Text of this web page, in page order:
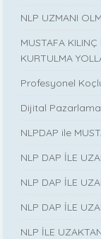
NLP UZMANI
MUSTAFA
KURTULMA
Profesyonel
Dijital Pazarlama
NLPDAP ile
NLP DAP İLE
NLP DAP İLE
NLP DAP İLE
NLP İLE